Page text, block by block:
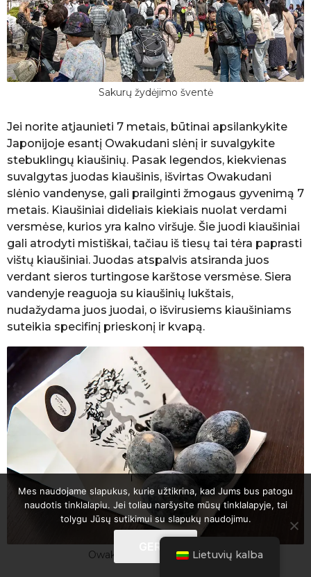
Sakurų žydėjimo šventė
Jei norite atjaunieti 7 metais, būtinai apsilankykite
Japonijoje esantį Owakudani slėnį ir suvalgykite
stebuklingų kiaušinių. Pasak legendos, kiekvienas
suvalgytas juodas kiaušinis, išvirtas Owakudani
slėnio vandenyse, gali prailginti žmogaus gyvenimą 7
metais. Kiaušiniai dideliais kiekiais nuolat verdami
versmėse, kurios yra kalno viršuje. Šie juodi kiaušiniai
gali atrodyti mistiškai, tačiau iš tiesų tai tėra paprasti
vištų kiaušiniai. Juodas atspalvis atsiranda juos
verdant sieros turtingose karštose versmėse. Siera
vandenyje reaguoja su kiaušinių lukštais,
nudažydama juos juodai, o išvirusiems kiaušiniams
suteikia specifinį prieskonį ir kvapą.
Owakudani juodieji kiaušiniaiLietuvių kalba
Mes naudojame slapukus, kurie užtikrina, kad Jums bus patogu
naudotis tinklalapiu. Jei toliau naršysite mūsų tinklalapyje, tai
tolygu Jūsų sutikimui su slapukų naudojimu.